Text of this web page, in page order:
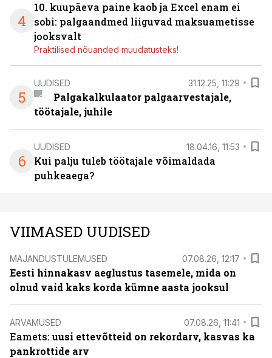
4
10. kuupäeva paine kaob ja Excel enam ei
sobi: palgaandmed liiguvad maksuametisse
jooksvalt
Praktilised nõuanded muudatusteks!
5
UUDISED 31.12.25, 11:29
Palgakalkulaator palgaarvestajale,
töötajale, juhile
6
UUDISED 18.04.16, 11:53
Kui palju tuleb töötajale võimaldada
puhkeaega?
VIIMASED UUDISED
MAJANDUSTULEMUSED 07.08.26, 12:17
Eesti hinnakasv aeglustus tasemele, mida on
olnud vaid kaks korda kümne aasta jooksul
ARVAMUSED 07.08.26, 11:41
Eamets: uusi ettevõtteid on rekordarv, kasvas ka
pankrottide arv